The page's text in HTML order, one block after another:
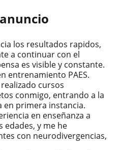
los resultados rapidos,
a continuar con el
es visible y constante.
entrenamiento PAES.
cursos
conmigo, entrando a la
en primera instancia.
en enseñanza a
edades, y me he
con neurodivergencias,